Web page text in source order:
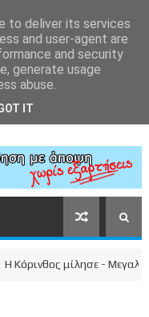
μίλησε -
to deliver its services
and user-agent are
and security
generate usage
abuse.
IT